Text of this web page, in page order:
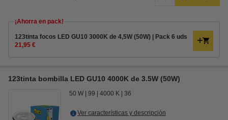
¡Ahorra en pack!
123tinta focos LED GU10 3000K de 4,5W (50W) | Pack 6 uds
21,95 €
123tinta bombilla LED GU10 4000K de 3.5W (50W)
50 W 99 4000 K 36
Ver características y descripción